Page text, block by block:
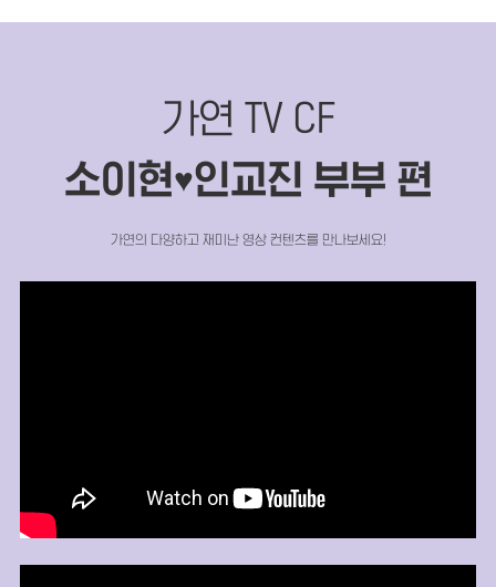
가연 TV CF
소이현♥인교진 부부 편
가연의 다양하고 재미난 영상 컨텐츠를 만나보세요!